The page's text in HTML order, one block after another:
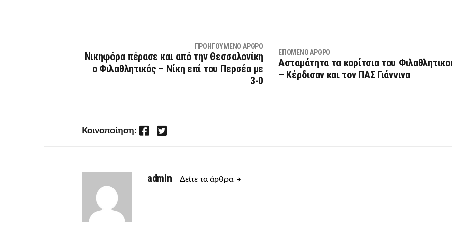
ΠΡΟΗΓΟΎΜΕΝΟ ΆΡΘΡΟ
Νικηφόρα πέρασε και από την Θεσσαλονίκη
ο Φιλαθλητικός – Νίκη επί του Περσέα με
3-0
ΕΠΌΜΕΝΟ ΆΡΘΡΟ
Ασταμάτητα τα κορίτσια του
– Κέρδισαν και τον ΠΑΣ Γιάννινα
Κοινοποίηση: Facebook Twitter
admin Δείτε τα άρθρα